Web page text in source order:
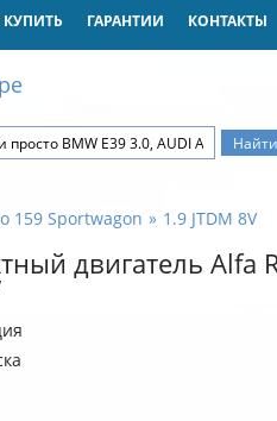
КУПИТЬ ГАРАНТИИ КОНТАКТЫ
159 Sportwagon 1.9 JTDM 8V
двигатель Alfa